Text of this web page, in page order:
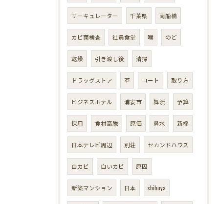
サーキュレーター 千葉県 南船橋
カビ菌検査 社員食堂 喉 のど
乾燥 引き渡し後 清掃
ドラッグストア 革 コート 取り方
ビジネスホテル 浦安市 舞浜 予算
採用 食材高騰 原価 鼻水 新橋
日本テレビ周辺 別荘 セカンドハウス
白カビ 白いカビ 原因
新築マンション 日本 shibuya